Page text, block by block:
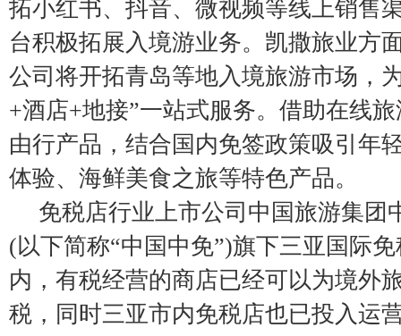
拓小红书、抖音、微视频等线上销售
台积极拓展入境游业务。凯撒旅业方
公司将开拓青岛等地入境旅游市场，
+酒店+地接”一站式服务。借助在线
由行产品，结合国内免签政策吸引年
体验、海鲜美食之旅等特色产品。
免税店行业上市公司中国旅游集团
(以下简称“中国中免”)旗下三亚国际
内，有税经营的商店已经可以为境外
税，同时三亚市内免税店也已投入运